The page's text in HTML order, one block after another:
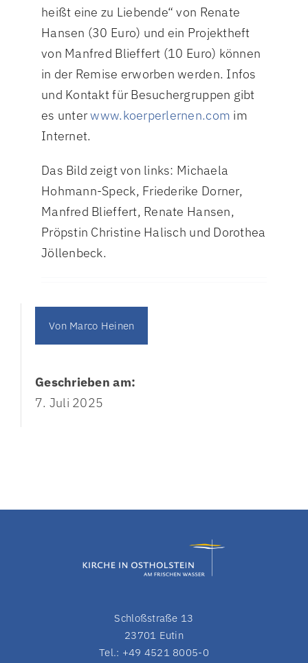
heißt eine zu Liebende“ von Renate
Hansen (30 Euro) und ein Projektheft
von Manfred Blieffert (10 Euro) können
in der Remise erworben werden. Infos
und Kontakt für Besuchergruppen gibt
es unterwww.koerperlernen.com im
Internet.
Das Bild zeigt von links: Michaela
Hohmann-Speck, Friederike Dorner,
Manfred Blieffert, Renate Hansen,
Pröpstin Christine Halisch und Dorothea
Jöllenbeck.
Von Marco Heinen
Geschrieben am:
7. Juli 2025
Schloßstraße 13
23701 Eutin
Tel.: +49 4521 8005-0